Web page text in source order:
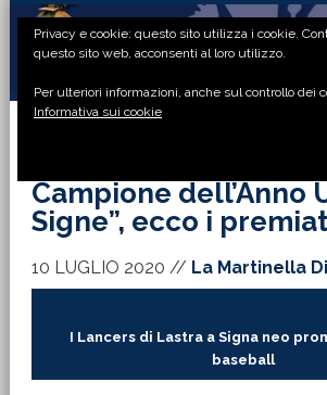
Passa
primaria
Passa
principale
Passa
laterale
Passa
di
Campione dell’Anno
Signe”, ecco i
10 LUGLIO 2020 // La Martinella
I Lancers di Lastra a Signa neo
baseball
Privacy e cookie: questo sito utilizza i cookie.
questo sito web, acconsenti al loro utilizzo.
Per ulteriori informazioni, anche sul controllo dei
Informativa sui cookie